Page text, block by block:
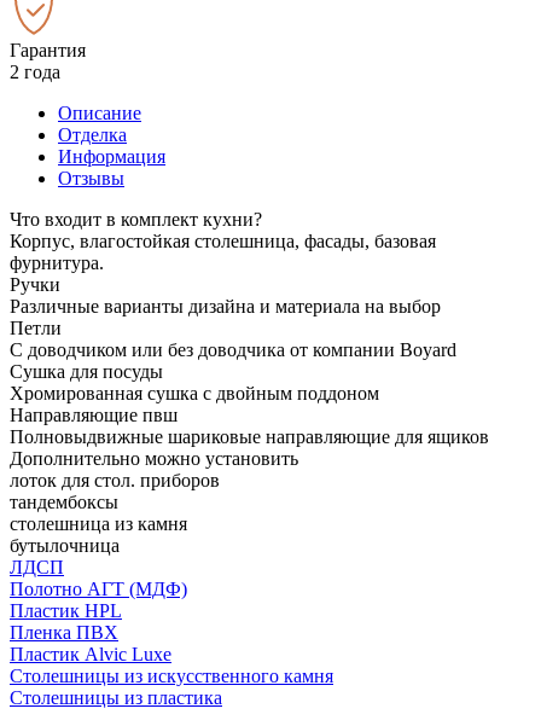
Гарантия
2 года
Описание
Отделка
Информация
Отзывы
Что входит в комплект кухни?
Корпус, влагостойкая столешница, фасады, базовая
фурнитура.
Ручки
Различные варианты дизайна и материала на выбор
Петли
С доводчиком или без доводчика от компании Boyard
Сушка для посуды
Хромированная сушка с двойным поддоном
Направляющие пвш
Полновыдвижные шариковые направляющие для ящиков
Дополнительно можно установить
лоток для стол. приборов
тандембоксы
столешница из камня
бутылочница
ЛДСП
Полотно АГТ (МДФ)
Пластик HPL
Пленка ПВХ
Пластик Alvic Luxe
Столешницы из искусственного камня
Столешницы из пластика